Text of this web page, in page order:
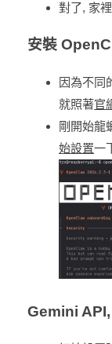
對了, 家
安裝
因為不同
就照著官
剛開始龍
始設置一
Gemini